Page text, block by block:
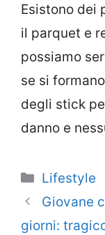
Esistono dei
il parquet e
possiamo
se si
degli stick
danno e
Categorie
Lifestyle
Giovane
giorni: